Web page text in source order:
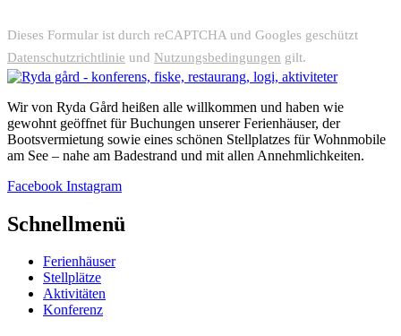
Dieses Formular ist durch reCAPTCHA und Googles geschützt
Datenschutzrichtlinie und Nutzungsbedingungen gilt.
Wir von Ryda Gård heißen alle willkommen und haben wie
gewohnt geöffnet für Buchungen unserer Ferienhäuser, der
Bootsvermietung sowie eines schönen Stellplatzes für Wohnmobile
am See – nahe am Badestrand und mit allen Annehmlichkeiten.
Facebook Instagram
Schnellmenü
Ferienhäuser
Stellplätze
Aktivitäten
Konferenz